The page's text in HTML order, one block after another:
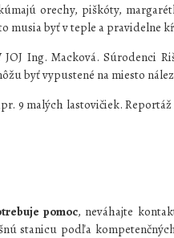
orechy, piškóty,
musia byť v teple a pravidelne
Ing. Macková. Súrodenci
byť vypustené na miesto
9 malých lastovičiek.
pomoc, neváhajte
stanicu podľa